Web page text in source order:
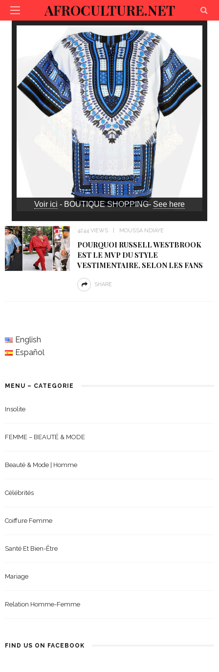
AFROCULTURE.NET
Voir ici - BOUTIQUE SHOPPING- See here
4244 VIEWS MOUSSA NDIAYE
POURQUOI RUSSELL WESTBROOK
EST LE MVP DU STYLE
VESTIMENTAIRE, SELON LES FANS
SHARE
English
Español
MENU – CATEGORIE
Insolite
FEMME – BEAUTÉ & MODE
Beauté & Mode | Homme
Célébrités
Coiffure Femme
Santé Et Bien-Être
Mariage
Relation Homme-Femme
FIND US ON FACEBOOK